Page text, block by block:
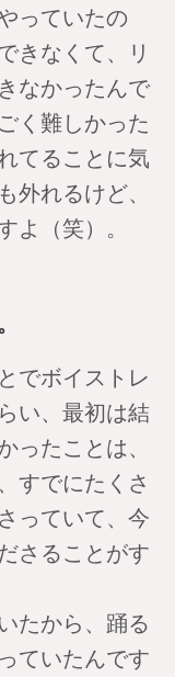
っていたの
きなくて、リ
なかったんで
く難しかった
てることに気
れるけど、
よ（笑）。
でボイストレ
い、最初は結
たことは、
すでにたくさ
っていて、今
さることがす
たから、踊る
ていたんです